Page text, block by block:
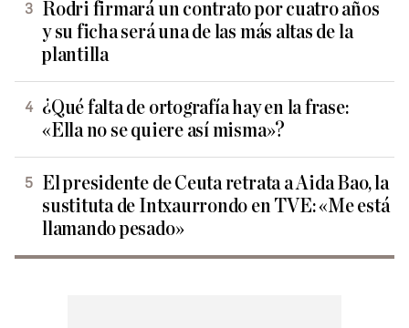
Rodri firmará un contrato por cuatro años
y su ficha será una de las más altas de la
plantilla
¿Qué falta de ortografía hay en la frase:
«Ella no se quiere así misma»?
El presidente de Ceuta retrata a Aida Bao, la
sustituta de Intxaurrondo en TVE: «Me está
llamando pesado»